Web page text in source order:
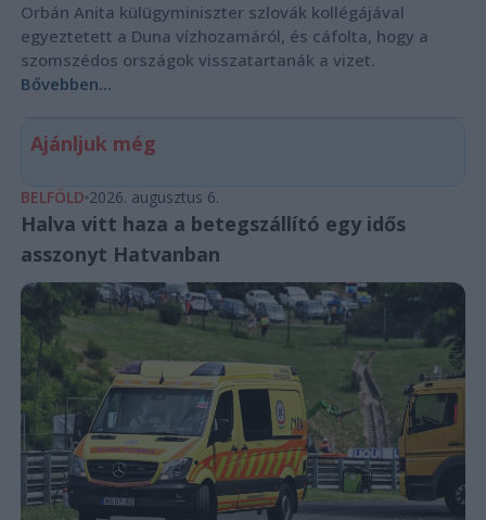
Orbán Anita külügyminiszter szlovák kollégájával
egyeztetett a Duna vízhozamáról, és cáfolta, hogy a
szomszédos országok visszatartanák a vizet.
Bővebben...
Ajánljuk még
BELFÖLD 2026. augusztus 6.
Halva vitt haza a betegszállító egy idős
asszonyt Hatvanban